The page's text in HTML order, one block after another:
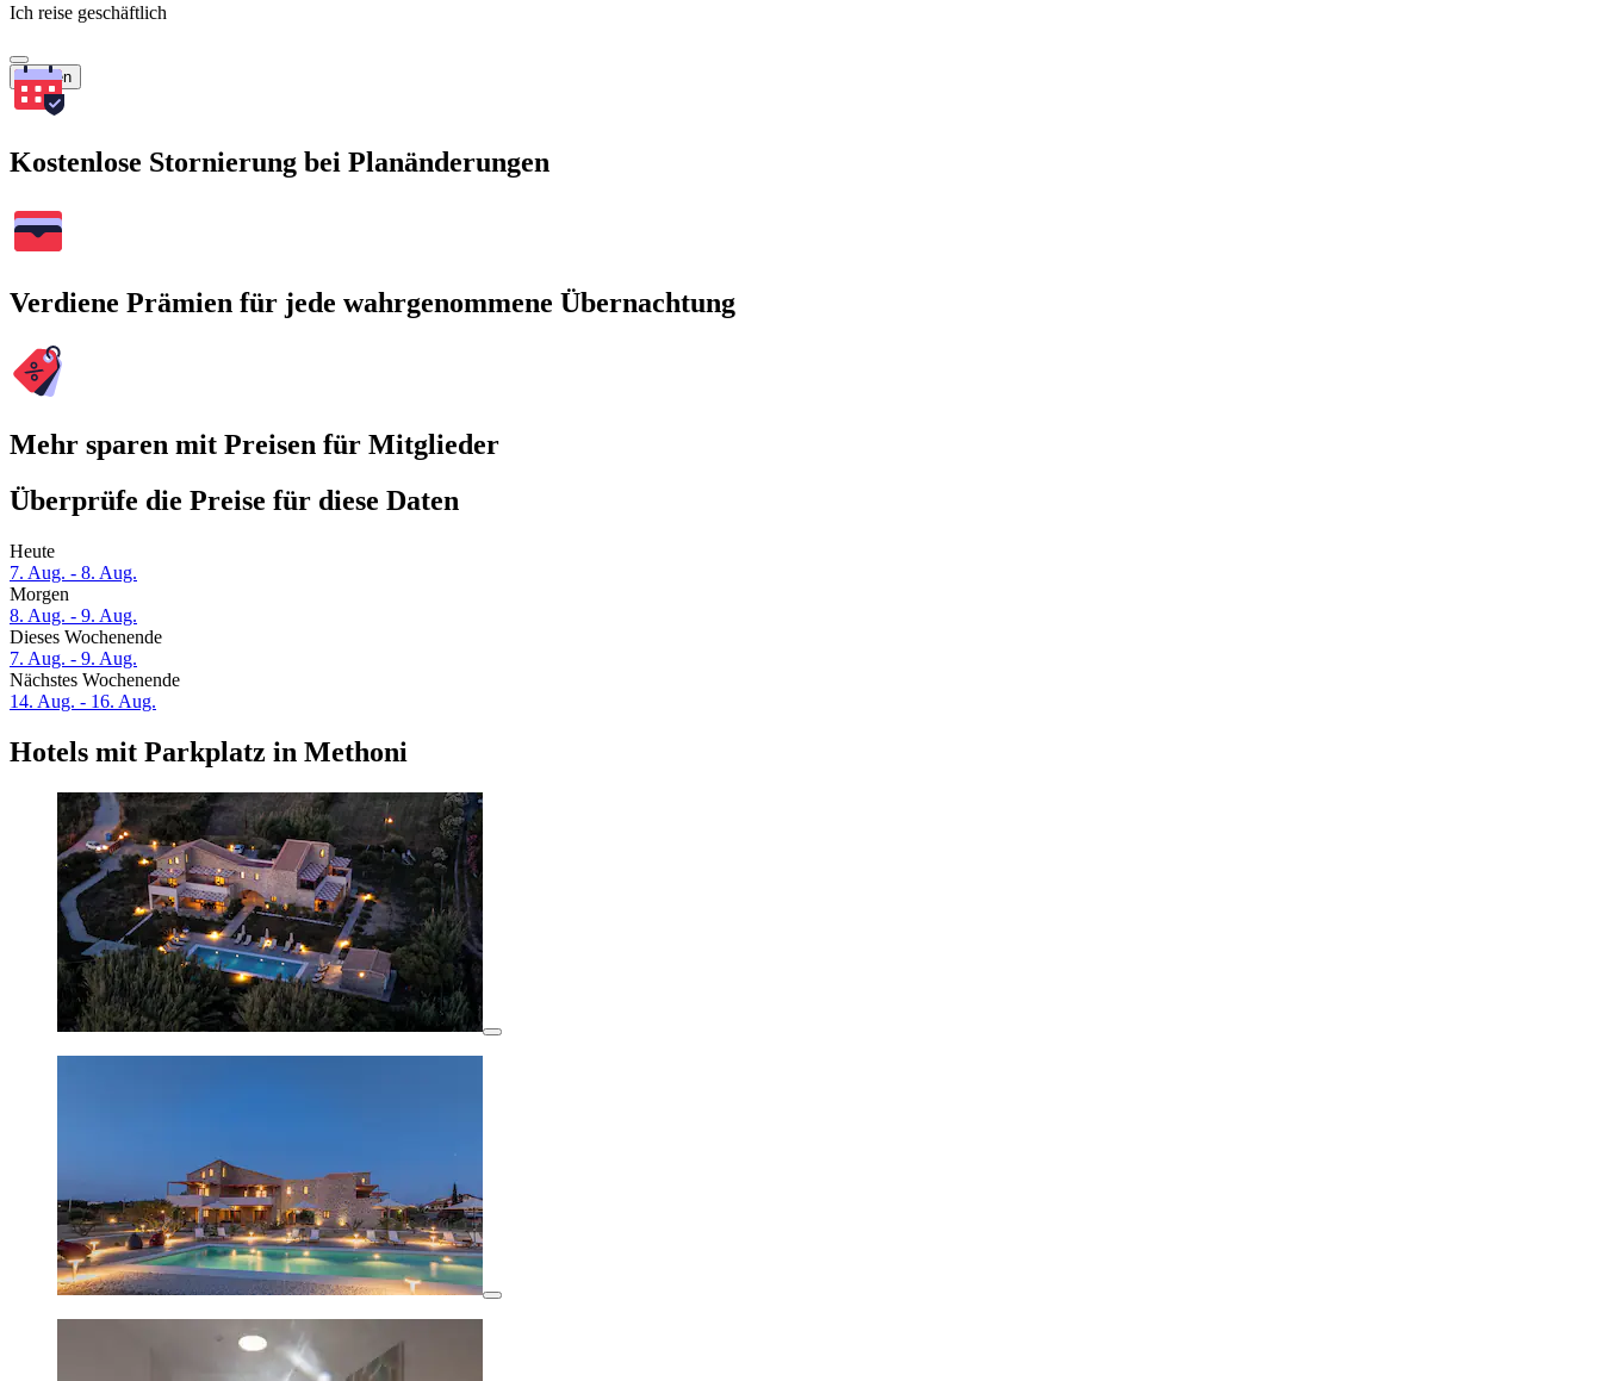
Ich reise geschäftlich
Suchen
Kostenlose Stornierung bei Planänderungen
Verdiene Prämien für jede wahrgenommene Übernachtung
Mehr sparen mit Preisen für Mitglieder
Überprüfe die Preise für diese Daten
Heute
7. Aug. - 8. Aug.
Morgen
8. Aug. - 9. Aug.
Dieses Wochenende
7. Aug. - 9. Aug.
Nächstes Wochenende
14. Aug. - 16. Aug.
Hotels mit Parkplatz in Methoni